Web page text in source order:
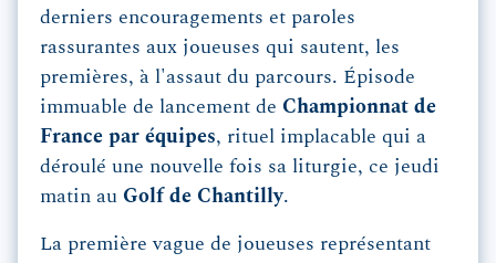
derniers encouragements et paroles
rassurantes aux joueuses qui sautent, les
premières, à l'assaut du parcours. Épisode
immuable de lancement de Championnat de
France par équipes, rituel implacable qui a
déroulé une nouvelle fois sa liturgie, ce jeudi
matin au Golf de Chantilly.
La première vague de joueuses représentant